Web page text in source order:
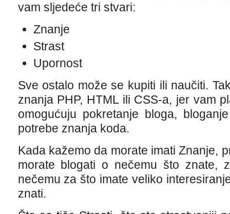
vam sljedeće tri stvari:
Znanje
Strast
Upornost
Sve ostalo može se kupiti ili naučiti.
znanja PHP, HTML ili CSS-a, jer vam
omogućuju pokretanje bloga,
potrebe znanja koda.
Kada kažemo da morate imati Znanje,
morate blogati o nečemu što znate,
nečemu za što imate veliko
znati.